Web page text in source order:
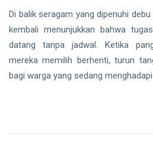
Di balik seragam yang dipenuhi
kembali menunjukkan bahwa
datang tanpa jadwal. Ketika
mereka memilih berhenti, turun
bagi warga yang sedang